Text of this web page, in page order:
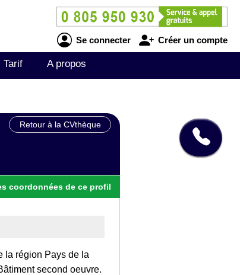
Se connecter Créer un compte
Tarif A propos
Retour à la CVthèque
coordonnées de ce profil
la région Pays de la
second oeuvre.